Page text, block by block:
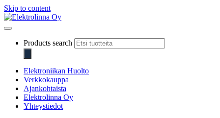
Skip to content
Products search
Elektroniikan Huolto
Verkkokauppa
Ajankohtaista
Elektrolinna Oy
Yhteystiedot